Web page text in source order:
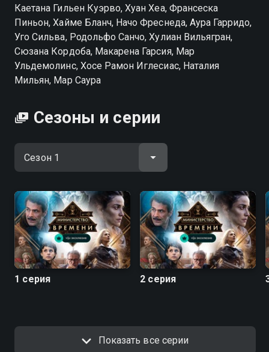
Каетана Гильен Куэрво, Хуан Хеа, Франсеска
Пиньон, Хайме Бланч, Начо Фреснеда, Аура Гарридо,
Уго Сильва, Родольфо Санчо, Хулиан Вильягран,
Сюзана Кордоба, Макарена Гарсия, Мар
Ульдемолинс, Хосе Рамон Иглесиас, Наталия
Мильян, Мар Саура
Сезоны и серии
1 серия 2 серия
Показать все серии